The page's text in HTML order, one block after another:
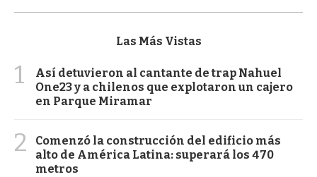
Las Más Vistas
1
Así detuvieron al cantante de trap Nahuel
One23 y a chilenos que explotaron un cajero
en Parque Miramar
2
Comenzó la construcción del edificio más
alto de América Latina: superará los 470
metros